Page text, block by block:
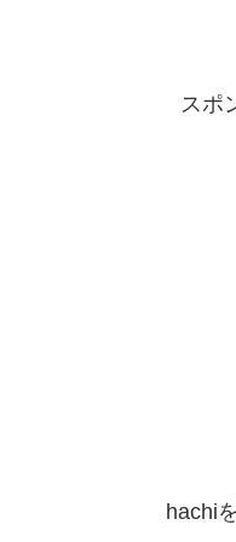
スポ
hachi